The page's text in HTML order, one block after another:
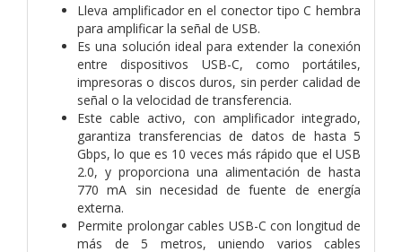
Lleva amplificador en el conector tipo C hembra
para amplificar la señal de USB.
Es una solución ideal para extender la conexión
entre dispositivos USB-C, como portátiles,
impresoras o discos duros, sin perder calidad de
señal o la velocidad de transferencia.
Este cable activo, con amplificador integrado,
garantiza transferencias de datos de hasta 5
Gbps, lo que es 10 veces más rápido que el USB
2.0, y proporciona una alimentación de hasta
770 mA sin necesidad de fuente de energía
externa.
Permite prolongar cables USB-C con longitud de
más de 5 metros, uniendo varios cables